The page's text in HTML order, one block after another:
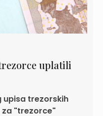
uplatili
upisa trezorskih
za "trezorce"